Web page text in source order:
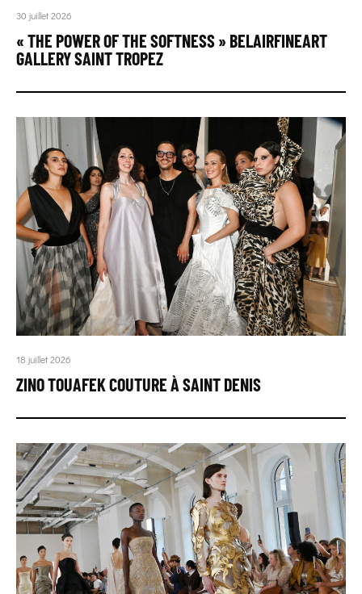
30 juillet 2026
« THE POWER OF THE SOFTNESS » BELAIRFINEART
GALLERY SAINT TROPEZ
18 juillet 2026
ZINO TOUAFEK COUTURE À SAINT DENIS